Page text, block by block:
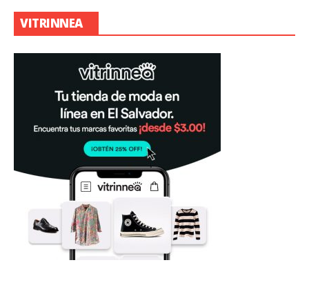
VITRINNEA